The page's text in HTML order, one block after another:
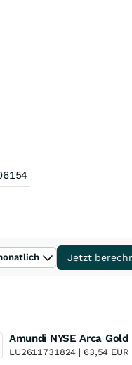
Jetzt
LU2611731824 | 63,54 EUR